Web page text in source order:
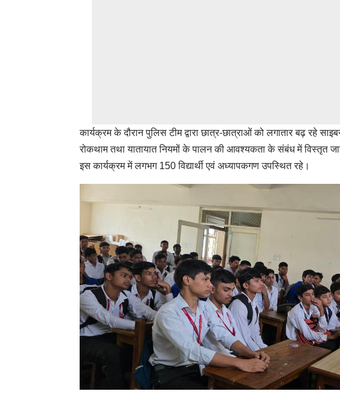
कार्यक्रम के दौरान पुलिस टीम द्वारा छात्र-छात्राओं को लगातार बढ़ रहे
रोकथाम तथा यातायात नियमों के पालन की आवश्यकता के संबंध में विस्तृत
इस कार्यक्रम में लगभग 150 विद्यार्थी एवं अध्यापकगण उपस्थित रहे।